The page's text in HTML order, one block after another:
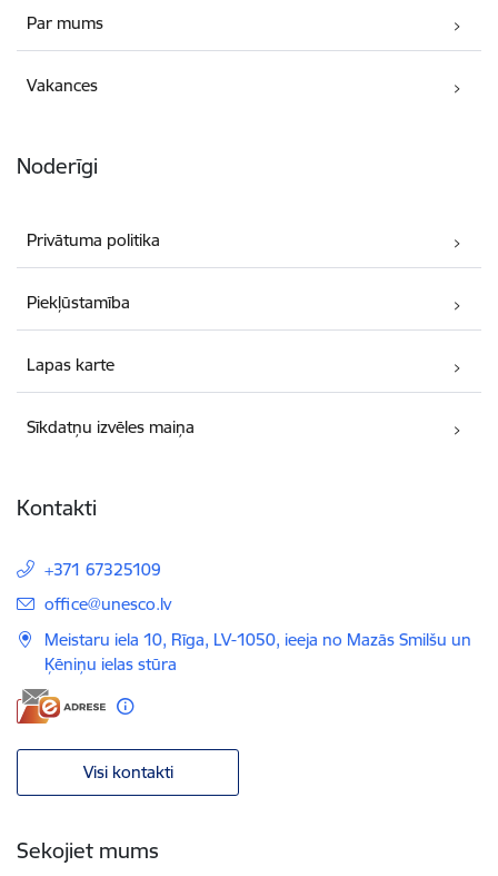
Par mums
Vakances
Noderīgi
Privātuma politika
Piekļūstamība
Lapas karte
Sīkdatņu izvēles maiņa
Kontakti
+371 67325109
E-pasts:
office@unesco.lv
Meistaru iela 10, Rīga, LV-1050, ieeja no Mazās Smilšu un
Ķēniņu ielas stūra
Visi kontakti
Sekojiet mums